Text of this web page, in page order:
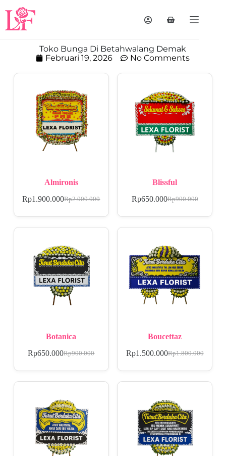
Toko Bunga Di Betahwalang Demak
Februari 19, 2026
No Comments
Almironis
Rp2.000.000
Rp1.900.000
Blissful
Rp900.000
Rp650.000
Botanica
Rp900.000
Rp650.000
Boucettaz
Rp1.800.000
Rp1.500.000